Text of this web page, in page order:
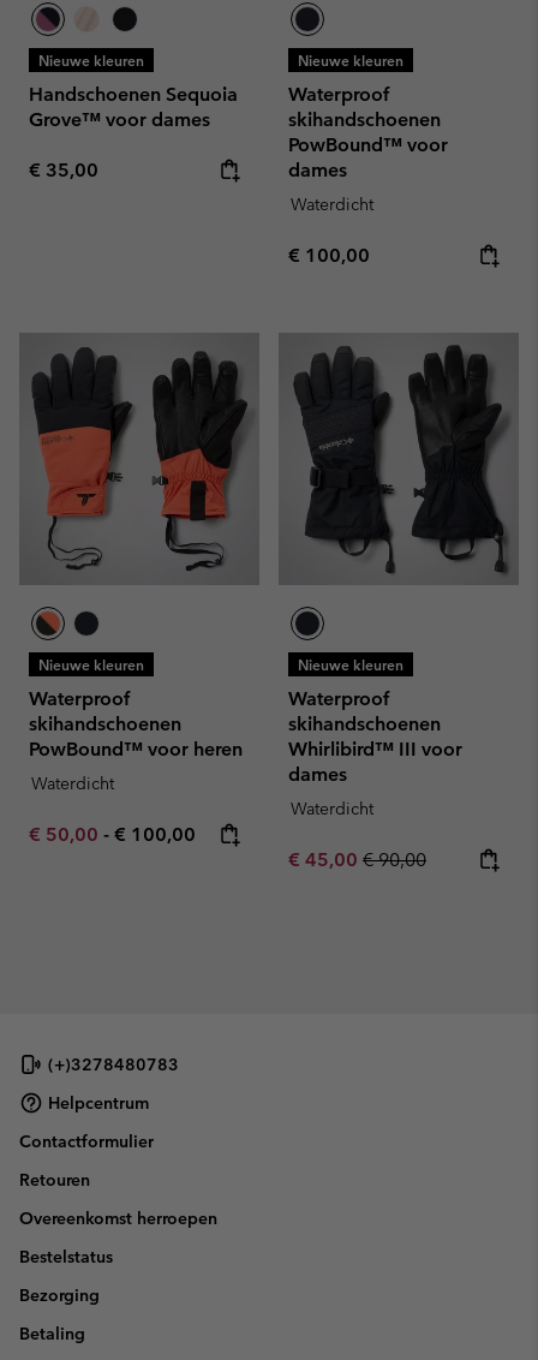
Nieuwe kleuren
Handschoenen Sequoia
Grove™ voor dames
Regular price:
€ 35,00
Nieuwe kleuren
Waterproof
skihandschoenen
PowBound™ voor
dames
Waterdicht
Regular price:
€ 100,00
Nieuwe kleuren
Waterproof
skihandschoenen
PowBound™ voor heren
Waterdicht
Minimum sale price:
€ 50,00 - Maximum price:
€ 100,00
Nieuwe kleuren
Waterproof
skihandschoenen
Whirlibird™ III voor
dames
Waterdicht
Sale price:
€ 45,00 Regular price:
€ 90,00
(+)3278480783
Helpcentrum
Contactformulier
Retouren
Overeenkomst herroepen
Bestelstatus
Bezorging
Betaling